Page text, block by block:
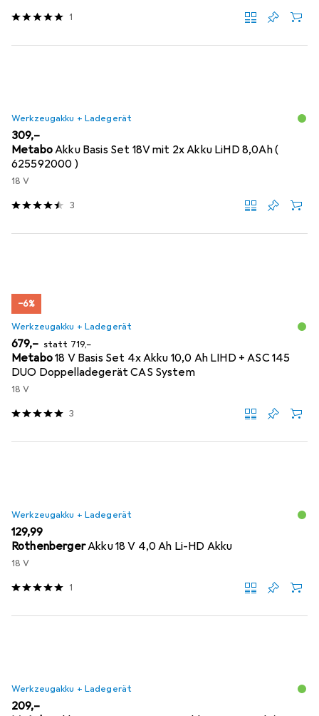
1
Werkzeugakku + Ladegerät
EUR
309,–
MetaboAkku Basis Set 18V mit 2x Akku LiHD 8,0Ah (
625592000 )
18 V
3
−6%
Werkzeugakku + Ladegerät
EUR
679,– statt EUR
719,–
Metabo18 V Basis Set 4x Akku 10,0 Ah LIHD + ASC 145
DUO Doppelladegerät CAS System
18 V
3
Werkzeugakku + Ladegerät
EUR
129,99
RothenbergerAkku 18 V 4,0 Ah Li-HD Akku
18 V
1
Werkzeugakku + Ladegerät
EUR
209,–